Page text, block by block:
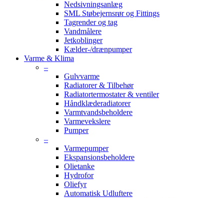
Nedsivningsanlæg
SML Støbejernsrør og Fittings
Tagrender og tag
Vandmålere
Jetkoblinger
Kælder-/drænpumper
Varme & Klima
–
Gulvvarme
Radiatorer & Tilbehør
Radiatortermostater & ventiler
Håndklæderadiatorer
Varmtvandsbeholdere
Varmevekslere
Pumper
–
Varmepumper
Ekspansionsbeholdere
Olietanke
Hydrofor
Oliefyr
Automatisk Udluftere